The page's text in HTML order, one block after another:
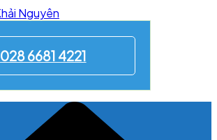
028 6681 4221